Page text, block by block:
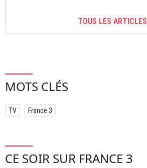
TOUS LES ARTICLES
MOTS CLÉS
TV France 3
CE SOIR SUR FRANCE 3